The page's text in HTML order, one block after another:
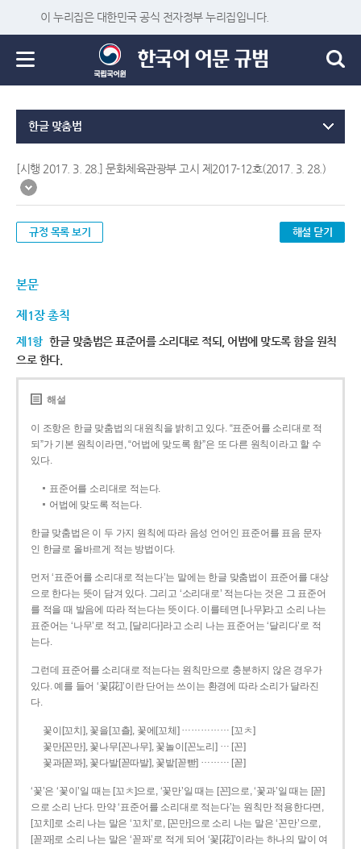
이 누리집은 대한민국 공식 전자정부 누리집입니다.
한글 맞춤법
[시행 2017. 3. 28.] 문화체육관광부 고시 제2017-12호(2017. 3. 28.)
규정 목록 보기 해설 닫기
본문
제1장 총칙
제1항 한글 맞춤법은 표준어를 소리대로 적되, 어법에 맞도록 함을 원칙
으로 한다.
해설
이 조항은 한글 맞춤법의 대원칙을 밝히고 있다. “표준어를 소리대로 적
되”가 기본 원칙이라면, “어법에 맞도록 함”은 또 다른 원칙이라고 할 수
있다.
표준어를 소리대로 적는다.
어법에 맞도록 적는다.
한글 맞춤법은 이 두 가지 원칙에 따라 음성 언어인 표준어를 표음 문자
인 한글로 올바르게 적는 방법이다.
먼저 ‘표준어를 소리대로 적는다’는 말에는 한글 맞춤법이 표준어를 대상
으로 한다는 뜻이 담겨 있다. 그리고 ‘소리대로’ 적는다는 것은 그 표준어
를 적을 때 발음에 따라 적는다는 뜻이다. 이를테면 [나무]라고 소리 나는
표준어는 ‘나무’로 적고, [달리다]라고 소리 나는 표준어는 ‘달리다’로 적
는다.
그런데 표준어를 소리대로 적는다는 원칙만으로 충분하지 않은 경우가
있다. 예를 들어 ‘꽃[花]’이란 단어는 쓰이는 환경에 따라 소리가 달라진
다.
꽃이[꼬치], 꽃을[꼬츨], 꽃에[꼬체] …………… [꼬ㅊ]
꽃만[꼰만], 꽃나무[꼰나무], 꽃놀이[꼰노리] … [꼰]
꽃과[꼳꽈], 꽃다발[꼳따발], 꽃밭[꼳빧] ……… [꼳]
‘꽃’은 ‘꽃이’일 때는 [꼬ㅊ]으로, ‘꽃만’일 때는 [꼰]으로, ‘꽃과’일 때는 [꼳]
으로 소리 난다. 만약 ‘표준어를 소리대로 적는다’는 원칙만 적용한다면,
[꼬치]로 소리 나는 말은 ‘꼬치’로, [꼰만]으로 소리 나는 말은 ‘꼰만’으로,
[꼳꽈]로 소리 나는 말은 ‘꼳꽈’로 적게 되어 ‘꽃[花]’이라는 하나의 말이 여